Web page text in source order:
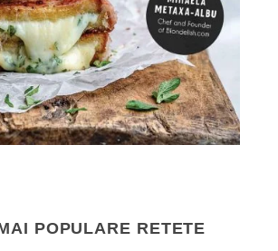
POPULARE RETETE